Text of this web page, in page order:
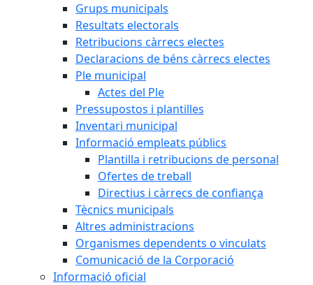
Grups municipals
Resultats electorals
Retribucions càrrecs electes
Declaracions de béns càrrecs electes
Ple municipal
Actes del Ple
Pressupostos i plantilles
Inventari municipal
Informació empleats públics
Plantilla i retribucions de personal
Ofertes de treball
Directius i càrrecs de confiança
Tècnics municipals
Altres administracions
Organismes dependents o vinculats
Comunicació de la Corporació
Informació oficial